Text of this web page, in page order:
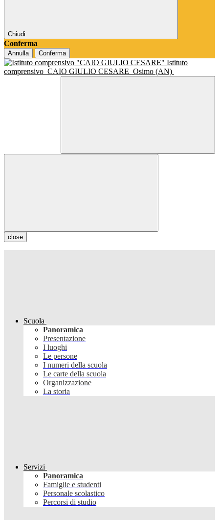
Chiudi
Conferma
Annulla Conferma
Istituto
comprensivo CAIO GIULIO CESARE Osimo (AN)
close
Scuola
Panoramica
Presentazione
I luoghi
Le persone
I numeri della scuola
Le carte della scuola
Organizzazione
La storia
Servizi
Panoramica
Famiglie e studenti
Personale scolastico
Percorsi di studio